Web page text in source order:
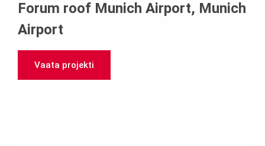
Forum roof Munich Airport, Munich
Airport
Vaata projekti